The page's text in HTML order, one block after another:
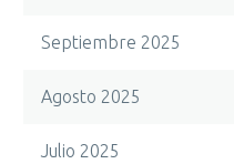
Septiembre 2025
Agosto 2025
Julio 2025